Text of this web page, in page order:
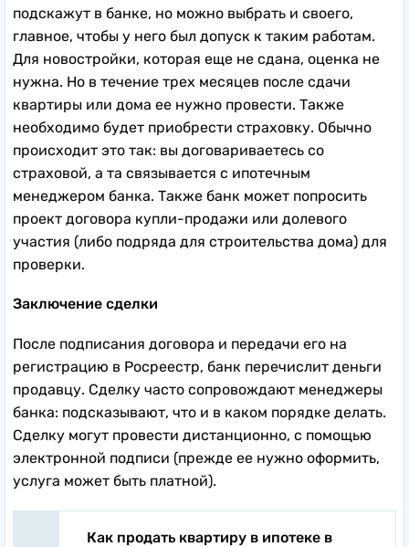
подскажут в банке, но можно выбрать и своего,
главное, чтобы у него был допуск к таким работам.
Для новостройки, которая еще не сдана, оценка не
нужна. Но в течение трех месяцев после сдачи
квартиры или дома ее нужно провести. Также
необходимо будет приобрести страховку. Обычно
происходит это так: вы договариваетесь со
страховой, а та связывается с ипотечным
менеджером банка. Также банк может попросить
проект договора купли-продажи или долевого
участия (либо подряда для строительства дома) для
проверки.
Заключение сделки
После подписания договора и передачи его на
регистрацию в Росреестр, банк перечислит деньги
продавцу. Сделку часто сопровождают менеджеры
банка: подсказывают, что и в каком порядке делать.
Сделку могут провести дистанционно, с помощью
электронной подписи (прежде ее нужно оформить,
услуга может быть платной).
Как продать квартиру в ипотеке в